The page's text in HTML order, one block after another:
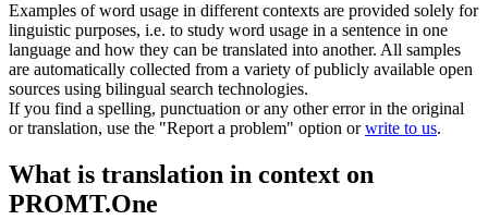
Examples of word usage in different contexts are provided solely for
linguistic purposes, i.e. to study word usage in a sentence in one
language and how they can be translated into another. All samples
are automatically collected from a variety of publicly available open
sources using bilingual search technologies.
If you find a spelling, punctuation or any other error in the original
or translation, use the "Report a problem" option orwrite to us.
What is translation in context on
PROMT.One